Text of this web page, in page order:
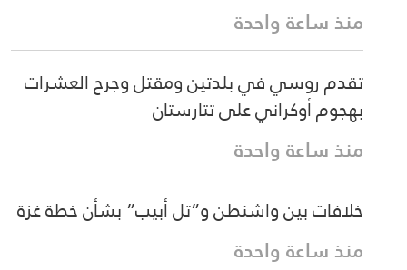
منذ ساعة واحدة
تقدم روسي في بلدتين ومقتل وجرح العشرات
بهجوم أوكراني على تتارستان
منذ ساعة واحدة
خلافات بين واشنطن و”تل أبيب” بشأن خطة غزة
منذ ساعة واحدة